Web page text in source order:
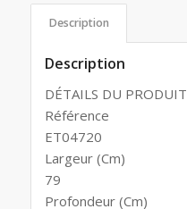
Description
Description
DÉTAILS DU PRODUIT
Référence
ET04720
Largeur (Cm)
79
Profondeur (Cm)